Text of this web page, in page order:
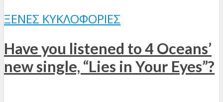
ΞΈΝΕΣ ΚΥΚΛΟΦΟΡΊΕΣ
Have you listened to 4 Oceans’
new single, “Lies in Your Eyes”?